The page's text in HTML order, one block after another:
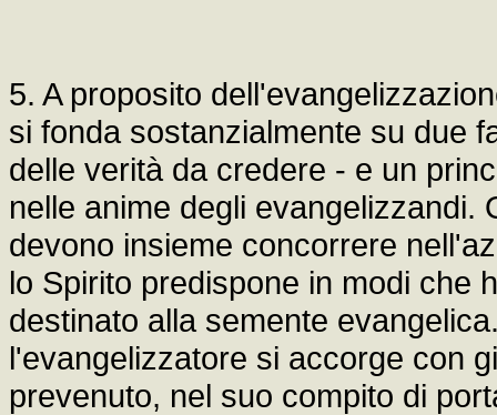
5. A proposito
si fonda sostanzialmente su due
delle verità da credere - e un
nelle anime degli evangelizzandi.
devono insieme concorrere
lo Spirito predispone in modi che
destinato alla semente
l'evangelizzatore si accorge con
prevenuto, nel suo compito di